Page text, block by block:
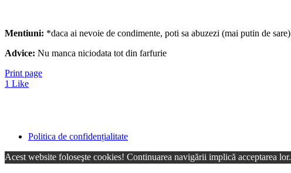
Mentiuni: *daca ai nevoie de condimente, poti sa abuzezi (mai putin de sare)
Advice: Nu manca niciodata tot din farfurie
Print page
1 Like
Politica de confidențialitate
Acest website foloseşte cookies! Continuarea navigării implică acceptarea lor.